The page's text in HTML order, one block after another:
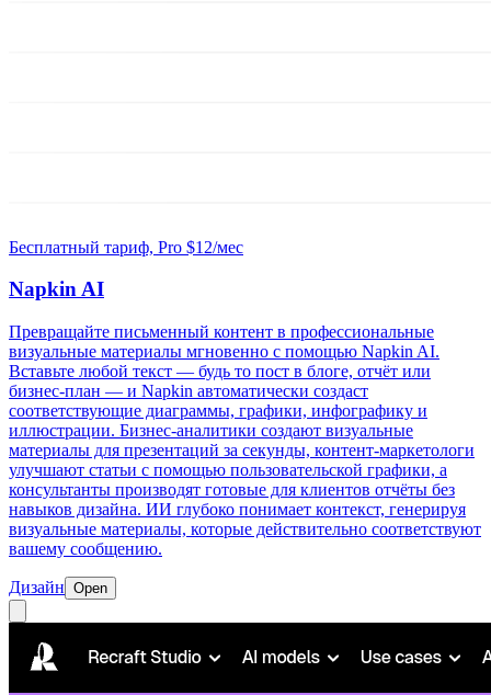
Бесплатный тариф, Pro $12/мес
Napkin AI
Превращайте письменный контент в профессиональные
визуальные материалы мгновенно с помощью Napkin AI.
Вставьте любой текст — будь то пост в блоге, отчёт или
бизнес-план — и Napkin автоматически создаст
соответствующие диаграммы, графики, инфографику и
иллюстрации. Бизнес-аналитики создают визуальные
материалы для презентаций за секунды, контент-маркетологи
улучшают статьи с помощью пользовательской графики, а
консультанты производят готовые для клиентов отчёты без
навыков дизайна. ИИ глубоко понимает контекст, генерируя
визуальные материалы, которые действительно соответствуют
вашему сообщению.
Дизайн Open